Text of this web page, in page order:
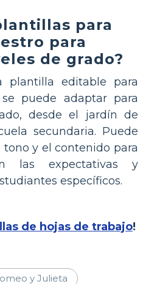
para
para
de grado?
plantilla editable para
puede adaptar para
desde el jardín de
secundaria. Puede
y el contenido para
las expectativas y
específicos.
de hojas de trabajo!